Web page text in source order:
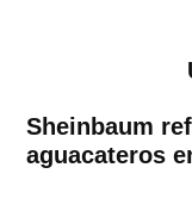
Sheinbaum
aguacateros